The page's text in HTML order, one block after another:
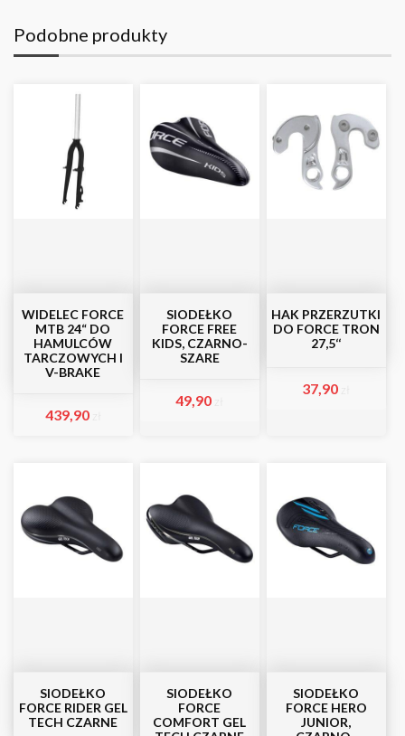
Podobne produkty
WIDELEC FORCE
MTB 24“ DO
HAMULCÓW
TARCZOWYCH I
V-BRAKE
439,90
SIODEŁKO
FORCE FREE
KIDS, CZARNO-
SZARE
49,90
HAK PRZERZUTKI
DO FORCE TRON
27,5‘‘
37,90
SIODEŁKO
FORCE RIDER GEL
TECH CZARNE
SIODEŁKO
FORCE
COMFORT GEL
SIODEŁKO
FORCE HERO
JUNIOR,